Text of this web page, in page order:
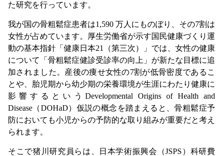
た研究を行っています。
我が国の骨粗鬆症患者は1,590 万人にものぼり、その7割は
女性が占めています。厚生労働省が示す国民健康づくり運
動の基本指針「健康日本21
（第三次）」では、女性の健康
について「骨粗鬆症健診受診率の向上」が新たな目標に追
加されました。産後の痩せ女性の7割が低骨密度であるこ
とや、胎児期から幼少期の栄養環境が生涯にわたり健康に
影響するという Developmental Origins of Health and
Disease （DOHaD）仮説の概念を踏まえると、骨粗鬆症予
防においても小児からの予防的な取り組みが重要だと考え
られます。
そこで猪川研究員らは、日本学術振興会（JSPS ）科研費